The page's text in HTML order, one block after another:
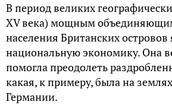
В период великих
XV века) мощным
населения Британских островов
национальную экономику. Она
помогла преодолеть
какая, к примеру, была на
Германии.